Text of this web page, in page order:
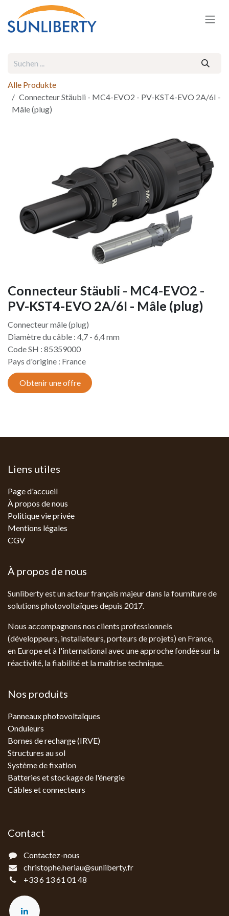
Zum Inhalt springen
Alle Produkte
Connecteur Stäubli - MC4-EVO2 - PV-KST4-EVO 2A/6I -
Mâle (plug)
Connecteur Stäubli - MC4-EVO2 -
PV-KST4-EVO 2A/6I - Mâle (plug)
Connecteur mâle (plug)
Diamètre du câble : 4,7 - 6,4 mm
Code SH : 85359000
Pays d'origine : France
Obtenir une offre
Liens utiles
Page d'accueil
À propos de nous
Politique vie privée
Mentions légales
CGV
À propos de nous
Sunliberty est un acteur français majeur dans la fourniture de
solutions photovoltaïques depuis 2017.
Nous accompagnons nos clients professionnels
(développeurs, installateurs, porteurs de projets) en France,
en Europe et à l'international avec une approche fondée sur la
réactivité, la fiabilité et la maîtrise technique.
Nos produits
Panneaux photovoltaïques
Onduleurs
Bornes de recharge (IRVE)
Structures au sol
Système de fixation
Batteries et stockage de l'énergie
Câbles et connecteurs
Contact
Contactez-nous
christophe.heriau@sunliberty.fr
+33 6 13 61 01 48‬